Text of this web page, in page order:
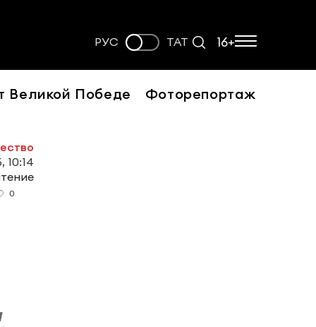
РУС ТАТ 16+
Великой Победе Фоторепортаж
10:14
0